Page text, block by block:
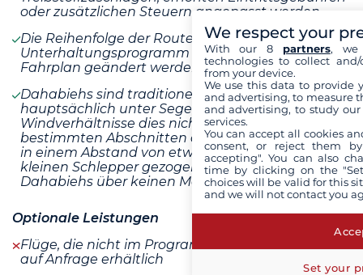
oder zusätzlichen Steuern angepasst werden
Die Reihenfolge der Route und das
Unterhaltungsprogramm können je nach
Fahrplan geändert werden
Dahabiehs sind traditionelle Segelboote, die
hauptsächlich unter Segel fahren. Wenn die
Windverhältnisse dies nicht zulassen oder auf
bestimmten Abschnitten des Nils, kann das Boot
in einem Abstand von etwa 30 m von einem
kleinen Schlepper gezogen werden, da
Dahabiehs über keinen Motor verfügen
Optionale Leistungen
Flüge, die nicht im Programm enthalten sind, sind
auf Anfrage erhältlich
We respect your
With our 8 partners, we
technologies to collect
from your device.
We use this data to provide
and advertising, to measure
and advertising, to study
services.
You can accept all cookies
consent, or reject them
accepting". You can also
time by clicking on the
choices will be valid for this
and we will not contact you
Set your